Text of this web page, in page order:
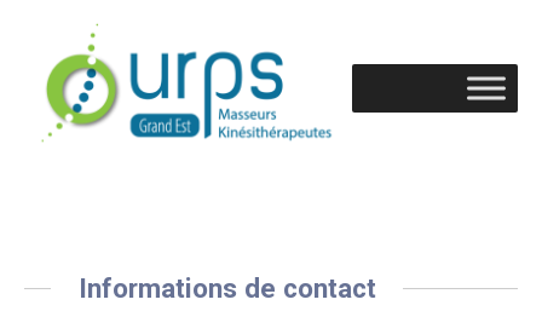
Informations de contact